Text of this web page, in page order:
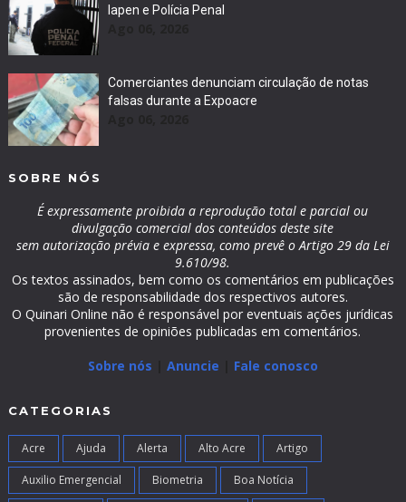
Iapen e Polícia Penal
Comerciantes denunciam circulação de notas
falsas durante a Expoacre
SOBRE NÓS
É expressamente proibida a reprodução total e parcial ou
divulgação comercial dos conteúdos deste site
sem autorização prévia e expressa, como prevê o Artigo 29 da Lei
9.610/98.
Os textos assinados, bem como os comentários em publicações
são de responsabilidade dos respectivos autores.
O Quinari Online não é responsável por eventuais ações jurídicas
provenientes de opiniões publicadas em comentários.
Sobre nós
Anuncie Fale conosco
CATEGORIAS
Acre Ajuda Alerta Alto Acre Artigo
Auxilio Emergencial Biometria Boa Notícia